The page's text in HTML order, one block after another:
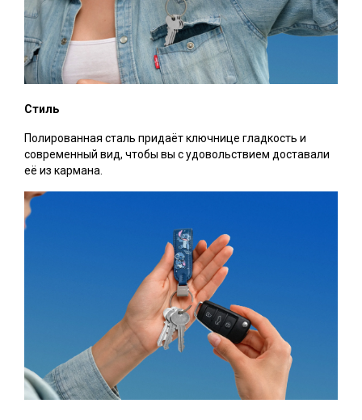
Стиль
Полированная сталь придаёт ключнице гладкость и
современный вид, чтобы вы с удовольствием доставали
её из кармана.